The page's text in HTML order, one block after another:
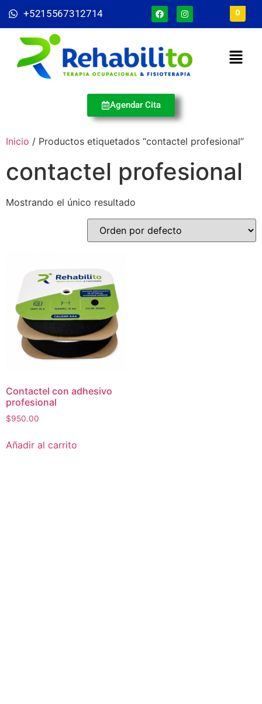
+5215567312714 0
Agendar Cita
Inicio / Productos etiquetados “contactel profesional”
contactel profesional
Mostrando el único resultado
Contactel con adhesivo
profesional
$950.00
Añadir al carrito